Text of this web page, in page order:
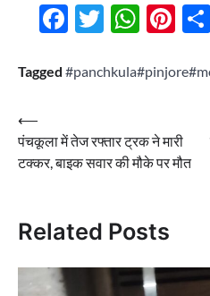
Facebook
Twitter
Tagged
Post
navigation
⟵
पंचकूला में तेज रफ्तार ट्रक ने मारी
टक्कर, बाइक सवार की मौके पर मौत
Related Posts